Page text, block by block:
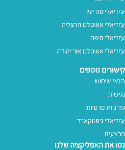
עזריאלי מודיעין
עזריאלי אאוטלט הרצליה
עזריאלי חיפה
עזריאלי אאוטלט אור יהודה
קישורים נוספים
תנאי שימוש
נגישות
מדיניות פרטיות
עזריאלי גיפטקארד
מבצעים
נסו את האפליקציה שלנו